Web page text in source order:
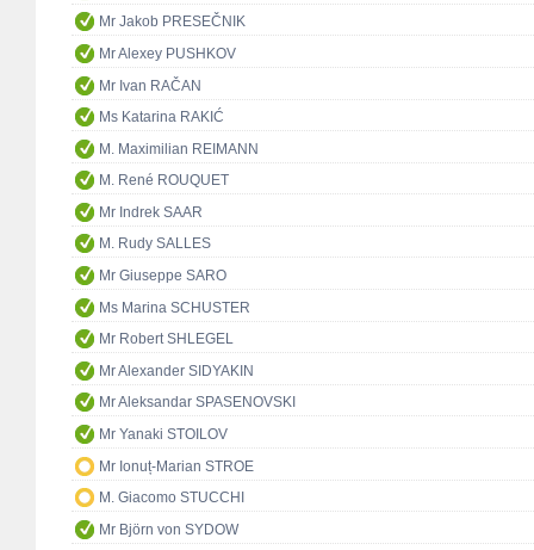
Mr Jakob PRESEČNIK
Mr Alexey PUSHKOV
Mr Ivan RAČAN
Ms Katarina RAKIĆ
M. Maximilian REIMANN
M. René ROUQUET
Mr Indrek SAAR
M. Rudy SALLES
Mr Giuseppe SARO
Ms Marina SCHUSTER
Mr Robert SHLEGEL
Mr Alexander SIDYAKIN
Mr Aleksandar SPASENOVSKI
Mr Yanaki STOILOV
Mr Ionuț-Marian STROE
M. Giacomo STUCCHI
Mr Björn von SYDOW